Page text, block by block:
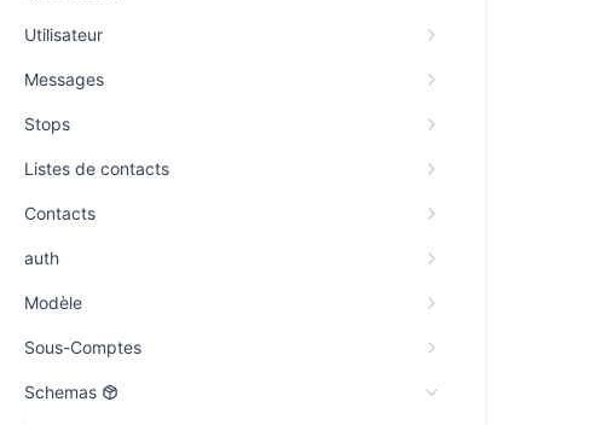
Utilisateur
Messages
Stops
Listes de contacts
Contacts
auth
Modèle
Sous-Comptes
Schemas